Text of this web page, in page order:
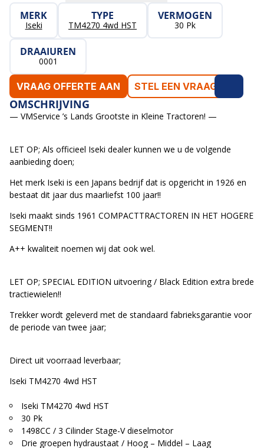
MERK
Iseki
TYPE
TM4270 4wd HST
VERMOGEN
30 Pk
DRAAIUREN
0001
VRAAG OFFERTE AAN STEL EEN VRAAG
OMSCHRIJVING
— VMService ’s Lands Grootste in Kleine Tractoren! —
LET OP; Als officieel Iseki dealer kunnen we u de volgende
aanbieding doen;
Het merk Iseki is een Japans bedrijf dat is opgericht in 1926 en
bestaat dit jaar dus maarliefst 100 jaar!!
Iseki maakt sinds 1961 COMPACTTRACTOREN IN HET HOGERE
SEGMENT!!
A++ kwaliteit noemen wij dat ook wel.
LET OP; SPECIAL EDITION uitvoering / Black Edition extra brede
tractiewielen!!
Trekker wordt geleverd met de standaard fabrieksgarantie voor
de periode van twee jaar;
Direct uit voorraad leverbaar;
Iseki TM4270 4wd HST
Iseki TM4270 4wd HST
30 Pk
1498CC / 3 Cilinder Stage-V dieselmotor
Drie groepen hydraustaat / Hoog – Middel – Laag